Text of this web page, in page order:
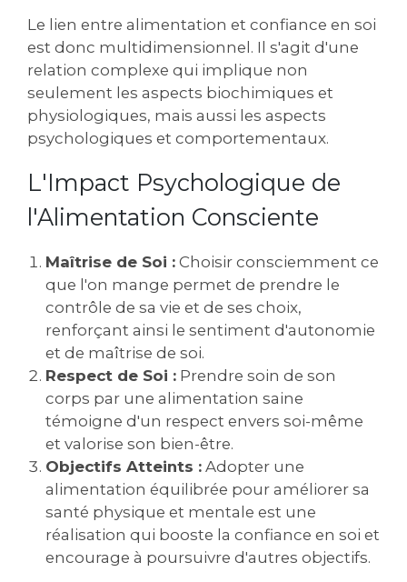
Le lien entre alimentation et confiance en soi
est donc multidimensionnel. Il s'agit d'une
relation complexe qui implique non
seulement les aspects biochimiques et
physiologiques, mais aussi les aspects
psychologiques et comportementaux.
L'Impact Psychologique de
l'Alimentation Consciente
Maîtrise de Soi : Choisir consciemment ce
que l'on mange permet de prendre le
contrôle de sa vie et de ses choix,
renforçant ainsi le sentiment d'autonomie
et de maîtrise de soi.
Respect de Soi : Prendre soin de son
corps par une alimentation saine
témoigne d'un respect envers soi-même
et valorise son bien-être.
Objectifs Atteints : Adopter une
alimentation équilibrée pour améliorer sa
santé physique et mentale est une
réalisation qui booste la confiance en soi et
encourage à poursuivre d'autres objectifs.